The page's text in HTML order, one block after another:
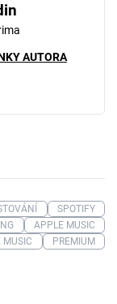
AUTORA
SPOTIFY
APPLE MUSIC
MUSIC PREMIUM